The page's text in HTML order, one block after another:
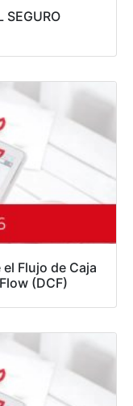
SEGURO
Flujo de Caja
(DCF)